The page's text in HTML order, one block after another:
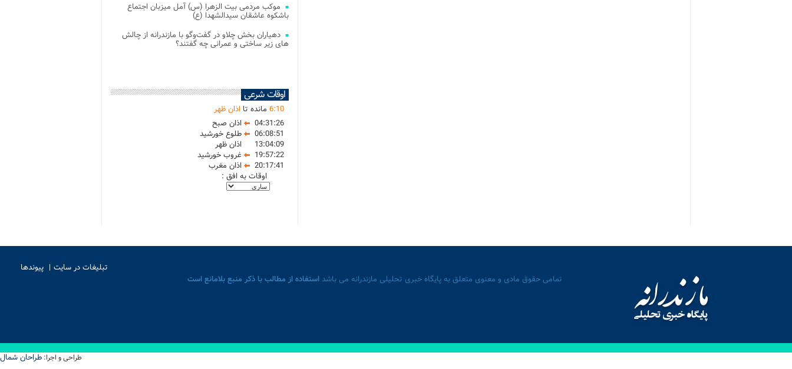
موکب مردمی بیت‌ الزهرا (س) آمل میزبان اجتماع
باشکوه عاشقان سیدالشهدا (ع)
دهیاران بخش چلاو در گفت‌وگو با مازندرانه از چالش
های زیر ساختی و عمرانی چه گفتند؟
اوقات شرعی
6:10 مانده تااذان ظهر
04:31:26
اذان صبح
06:08:51
طلوع خورشید
13:04:09
اذان ظهر
19:57:22
غروب خورشید
20:17:41
اذان مغرب
اوقات به افق :
تبلیغات در سایت
پیوندها
تمامی حقوق مادی و معنوی متعلق به پایگاه خبری تحلیلی مازندرانه می باشداستفاده از مطالب با ذکر منبع بلامانع است
طراحی و اجرا: طراحان شمال